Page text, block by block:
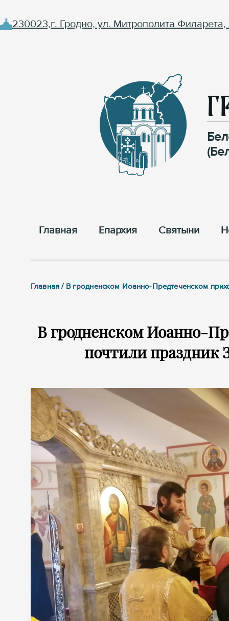
230023,г. Гродно, ул. Митрополита Филарета,
Главная Епархия Cвятыни
Главная / В гродненском Иоанно-Предтеченском
В гродненском Иоанно-
почтили праздник